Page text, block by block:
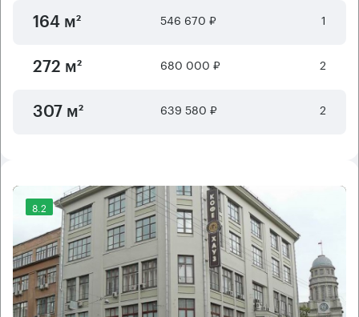
164 м² 546 670 ₽ 1
272 м² 680 000 ₽ 2
307 м² 639 580 ₽ 2
8.2